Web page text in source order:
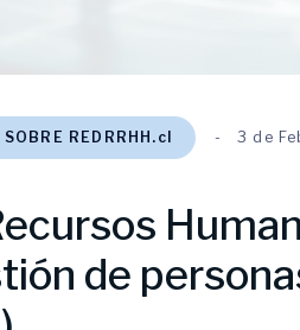
REDRRHH.cl 3 de
de